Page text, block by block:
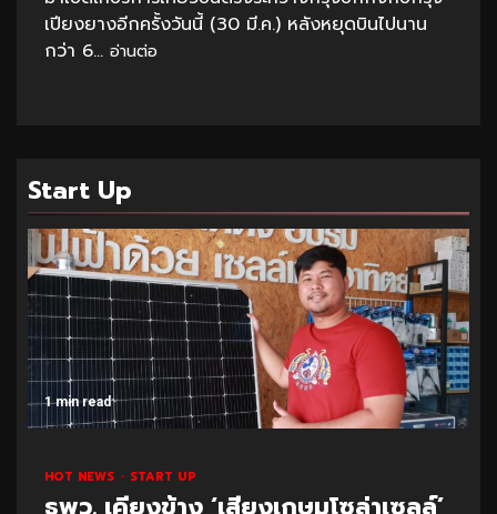
เปียงยางอีกครั้งวันนี้ (30 มี.ค.) หลังหยุดบินไปนาน
กว่า 6... อ่านต่อ
Start Up
1 min read
HOT NEWS START UP